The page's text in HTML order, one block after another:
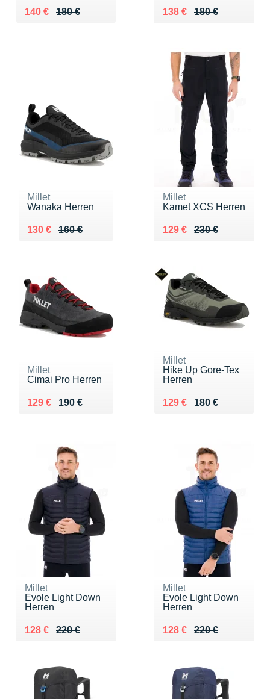
180 €
Au lieu de 180 €
140 €
Vendu 140 € 180 €
Au lieu de 180 €
138 €
Vendu 138 €
Millet
Wanaka Herren
160 €
Au lieu de 160 €
130 €
Vendu 130 €
Millet
Kamet XCS Herren
230 €
Au lieu de 230 €
129 €
Vendu 129 €
Millet
Cimai Pro Herren
190 €
Au lieu de 190 €
129 €
Vendu 129 €
Millet
Hike Up Gore-Tex
Herren
180 €
Au lieu de 180 €
129 €
Vendu 129 €
Millet
Evole Light Down
Herren
220 €
Au lieu de 220 €
128 €
Vendu 128 €
Millet
Evole Light Down
Herren
220 €
Au lieu de 220 €
128 €
Vendu 128 €